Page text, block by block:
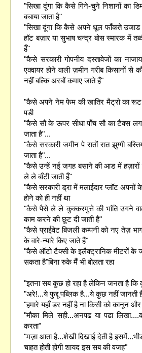
"सिखा दूंगा कि कैसे गिने-चुने निशानों का
बचाया जाता है"
"सिखा दूंगा कि कैसे अपने धूल फाँकते उजाड
हॉट बज़ार या सुभाष चन्द्र बोस स्मारक में
हैँ"
"कैसे सरकारी गोपनीय दस्तावेजों का
एक्वायर होने वाली ज़मीन गरीब किसानों से
नहीं बल्कि अरबों कमाए जाते हैं"
"कैसे अपने नेम फेम की खातिर मैट्रो का रूट
पडी
"कैसे सौ के ऊपर सीधा पाँच सौ का टैक्स
जाता है"...
"कैसे सरकारी जमीन पे रातों रात झुग्गी
जाता है"...
"कैसे उन्हें नई जगह बसाने की आड में हज़ारों
ले ले बाँटी जाती हैँ"
"कैसे सरकारी ड्रा में मलाईदार प्लॉट अपनों
होने को ही नहीं था
"कैसे पैसे ले ले कुक्करमुत्ते की भांति उगने
काम करने की छूट दी जाती है"
"कैसे प्राईवेट बिजली कम्पनी को नए तेज़
के वारे-न्यारे किए जाते हैँ"
"कैसे ऑटो टैक्सी के इलैक्ट्रानिक मीटरों के
सकता है"बिना रुके मैँ भी बोलता रहा
"इतना सब कुछ हो रहा है लेकिन जनता है कि
"अरे!...ये फुद्दू पब्लिक है...ये कुछ नहीं जानती
"हमारे यहाँ डर नहीं है ना किसी को कानून
"मौका मिले सही...अनपढ या पढा
करता"
"मज़ा आता है...शेखी दिखाई देती है
चाहत होती होगी शायद इस सब की वजह"